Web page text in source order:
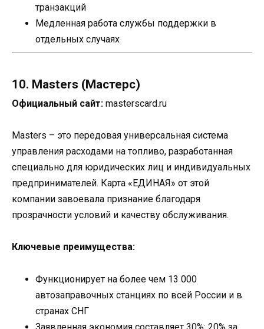
транзакций
Медленная работа службы поддержки в
отдельных случаях
10. Masters (Мастерс)
Официальный сайт: masterscard.ru
Masters – это передовая универсальная система
управления расходами на топливо, разработанная
специально для юридических лиц и индивидуальных
предпринимателей. Карта «ЕДИНАЯ» от этой
компании завоевала признание благодаря
прозрачности условий и качеству обслуживания.
Ключевые преимущества:
Функционирует на более чем 13 000
автозаправочных станциях по всей России и в
странах СНГ
Заявленная экономия составляет 30%: 20% за